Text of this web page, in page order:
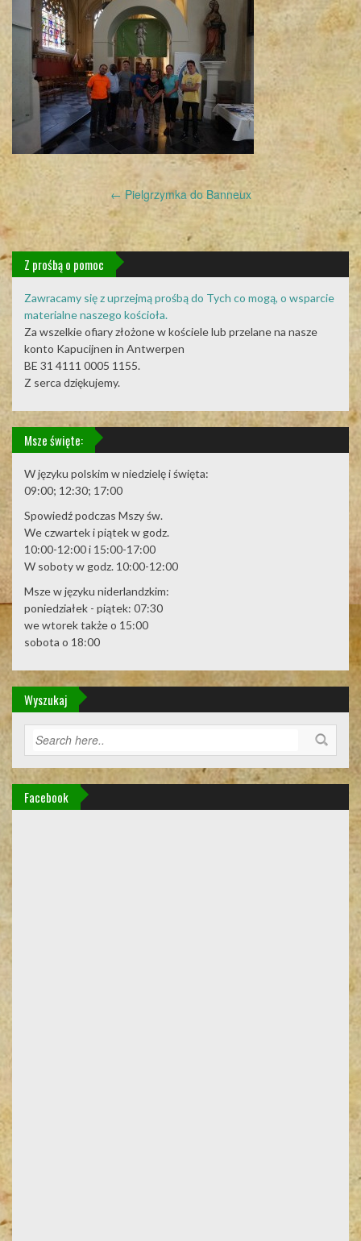
Post
navigation
← Pielgrzymka do Banneux
Z prośbą o pomoc
Zawracamy się z uprzejmą prośbą do Tych co mogą, o wsparcie
materialne naszego kościoła.
Za wszelkie ofiary złożone w kościele lub przelane na nasze
konto Kapucijnen in Antwerpen
BE 31 4111 0005 1155.
Z serca dziękujemy.
Msze święte:
W języku polskim w niedzielę i święta:
09:00; 12:30; 17:00
Spowiedź podczas Mszy św.
We czwartek i piątek w godz.
10:00-12:00 i 15:00-17:00
W soboty w godz. 10:00-12:00
Msze w języku niderlandzkim:
poniedziałek - piątek: 07:30
we wtorek także o 15:00
sobota o 18:00
Wyszukaj
Facebook